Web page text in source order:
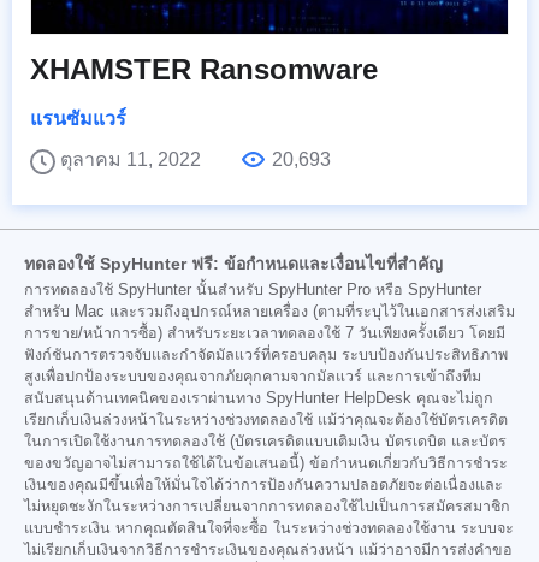
XHAMSTER Ransomware
แรนซัมแวร์
ตุลาคม 11, 2022
20,693
ทดลองใช้ SpyHunter ฟรี: ข้อกำหนดและเงื่อนไขที่สำคัญ
การทดลองใช้ SpyHunter นั้นสำหรับ SpyHunter Pro หรือ SpyHunter
สำหรับ Mac และรวมถึงอุปกรณ์หลายเครื่อง (ตามที่ระบุไว้ในเอกสารส่งเสริม
การขาย/หน้าการซื้อ) สำหรับระยะเวลาทดลองใช้ 7 วันเพียงครั้งเดียว โดยมี
ฟังก์ชันการตรวจจับและกำจัดมัลแวร์ที่ครอบคลุม ระบบป้องกันประสิทธิภาพ
สูงเพื่อปกป้องระบบของคุณจากภัยคุกคามจากมัลแวร์ และการเข้าถึงทีม
สนับสนุนด้านเทคนิคของเราผ่านทาง SpyHunter HelpDesk คุณจะไม่ถูก
เรียกเก็บเงินล่วงหน้าในระหว่างช่วงทดลองใช้ แม้ว่าคุณจะต้องใช้บัตรเครดิต
ในการเปิดใช้งานการทดลองใช้ (บัตรเครดิตแบบเติมเงิน บัตรเดบิต และบัตร
ของขวัญอาจไม่สามารถใช้ได้ในข้อเสนอนี้) ข้อกำหนดเกี่ยวกับวิธีการชำระ
เงินของคุณมีขึ้นเพื่อให้มั่นใจได้ว่าการป้องกันความปลอดภัยจะต่อเนื่องและ
ไม่หยุดชะงักในระหว่างการเปลี่ยนจากการทดลองใช้ไปเป็นการสมัครสมาชิก
แบบชำระเงิน หากคุณตัดสินใจที่จะซื้อ ในระหว่างช่วงทดลองใช้งาน ระบบจะ
ไม่เรียกเก็บเงินจากวิธีการชำระเงินของคุณล่วงหน้า แม้ว่าอาจมีการส่งคำขอ